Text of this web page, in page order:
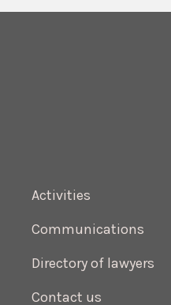
Activities
Communications
Directory of lawyers
Contact us